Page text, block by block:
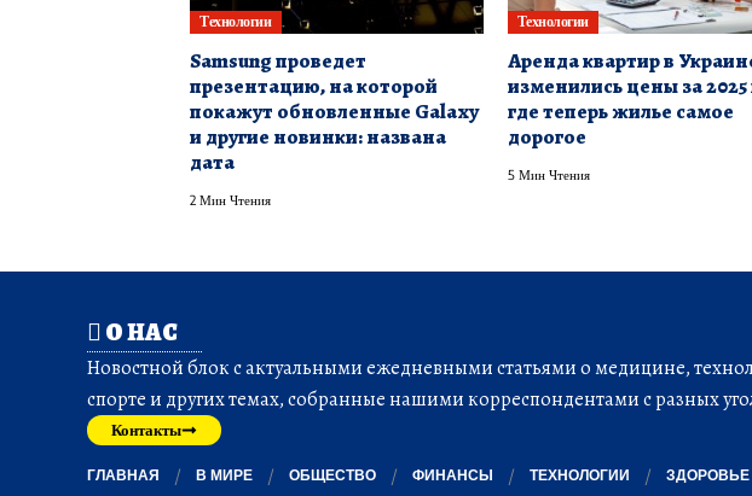
Технологии
Samsung проведет
презентацию, на которой
покажут обновленные Galaxy
и другие новинки: названа
дата
2 Мин Чтения
Технологии
Аренда квартир в
изменились цены за 2025
где теперь жилье самое
дорогое
5 Мин Чтения
О НАС
Новостной блок с актуальными ежедневными статьями о медицине,
спорте и других темах, собранные нашими корреспондентами с разных
Контакты
ГЛАВНАЯ В МИРЕ ОБЩЕСТВО ФИНАНСЫ ТЕХНОЛОГИИ ЗДОРОВЬЕ